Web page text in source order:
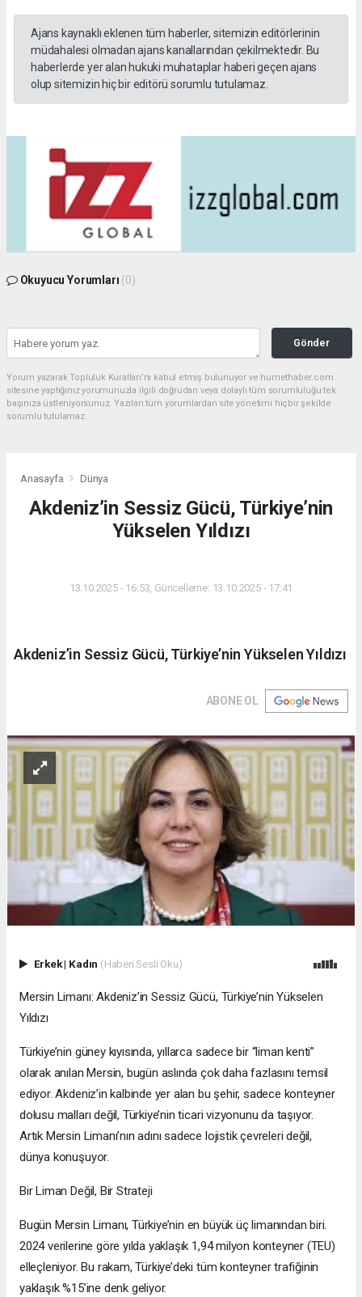
Ajans kaynaklı eklenen tüm haberler, sitemizin editörlerinin
müdahalesi olmadan ajans kanallarından çekilmektedir. Bu
haberlerde yer alan hukuki muhataplar haberi geçen ajans
olup sitemizin hiç bir editörü sorumlu tutulamaz.
Okuyucu Yorumları (0)
Gönder
Yorum yazarak Topluluk Kuralları’nı kabul etmiş bulunuyor ve hurnethaber.com
sitesine yaptığınız yorumunuzla ilgili doğrudan veya dolaylı tüm sorumluluğu tek
başınıza üstleniyorsunuz. Yazılan tüm yorumlardan site yönetimi hiçbir şekilde
sorumlu tutulamaz.
Anasayfa Dünya
Akdeniz’in Sessiz Gücü, Türkiye’nin
Yükselen Yıldızı
13.10.2025 - 16:53, Güncelleme: 13.10.2025 - 17:41
Akdeniz’in Sessiz Gücü, Türkiye’nin Yükselen Yıldızı
ABONE OL
Erkek| Kadın (Haberi Sesli Oku)
Mersin Limanı: Akdeniz’in Sessiz Gücü, Türkiye’nin Yükselen
Yıldızı
Türkiye’nin güney kıyısında, yıllarca sadece bir “liman kenti”
olarak anılan Mersin, bugün aslında çok daha fazlasını temsil
ediyor. Akdeniz’in kalbinde yer alan bu şehir, sadece konteyner
dolusu malları değil, Türkiye’nin ticari vizyonunu da taşıyor.
Artık Mersin Limanı’nın adını sadece lojistik çevreleri değil,
dünya konuşuyor.
Bir Liman Değil, Bir Strateji
Bugün Mersin Limanı, Türkiye’nin en büyük üç limanından biri.
2024 verilerine göre yılda yaklaşık 1,94 milyon konteyner (TEU)
elleçleniyor. Bu rakam, Türkiye’deki tüm konteyner trafiğinin
yaklaşık %15’ine denk geliyor.